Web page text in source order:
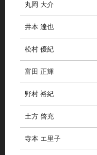
丸岡 大介
井本 達也
松村 優紀
富田 正輝
野村 裕紀
土方 啓充
寺本 エ里子